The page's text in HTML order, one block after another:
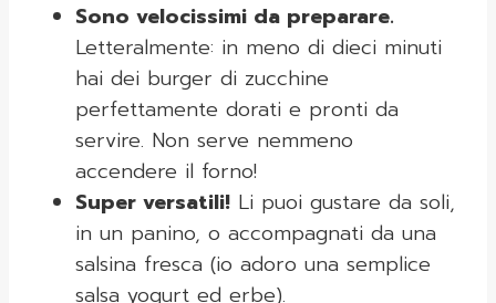
Sono velocissimi da preparare.
Letteralmente: in meno di dieci minuti
hai dei burger di zucchine
perfettamente dorati e pronti da
servire. Non serve nemmeno
accendere il forno!
Super versatili! Li puoi gustare da soli,
in un panino, o accompagnati da una
salsina fresca (io adoro una semplice
salsa yogurt ed erbe).